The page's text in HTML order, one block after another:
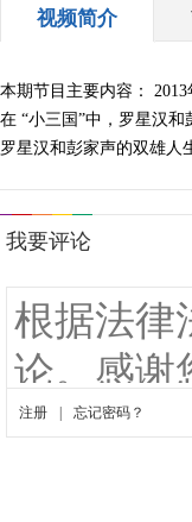
视频简介
本期节目主要内容：
在 “小三国”中，罗星汉
罗星汉和彭家声的双雄人